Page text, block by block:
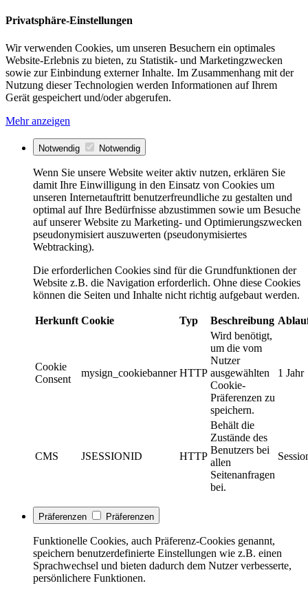
Privatsphäre-Einstellungen
Wir verwenden Cookies, um unseren Besuchern ein optimales
Website-Erlebnis zu bieten, zu Statistik- und Marketingzwecken
sowie zur Einbindung externer Inhalte. Im Zusammenhang mit der
Nutzung dieser Technologien werden Informationen auf Ihrem
Gerät gespeichert und/oder abgerufen.
Mehr anzeigen
Notwendig Notwendig
Wenn Sie unsere Website weiter aktiv nutzen, erklären Sie
damit Ihre Einwilligung in den Einsatz von Cookies um
unseren Internetauftritt benutzerfreundliche zu gestalten und
optimal auf Ihre Bedürfnisse abzustimmen sowie um Besuche
auf unserer Website zu Marketing- und Optimierungszwecken
pseudonymisiert auszuwerten (pseudonymisiertes
Webtracking).
Die erforderlichen Cookies sind für die Grundfunktionen der
Website z.B. die Navigation erforderlich. Ohne diese Cookies
können die Seiten und Inhalte nicht richtig aufgebaut werden.
Herkunft Cookie Typ Beschreibung
Cookie
Consent
mysign_cookiebanner HTTP
Wird benötigt,
um die vom
Nutzer
ausgewählten
Cookie-
Präferenzen zu
speichern.
1 Jahr
CMS JSESSIONID HTTP
Behält die
Zustände des
Benutzers bei
allen
Seitenanfragen
bei.
Präferenzen Präferenzen
Funktionelle Cookies, auch Präferenz-Cookies genannt,
speichern benutzerdefinierte Einstellungen wie z.B. einen
Sprachwechsel und bieten dadurch dem Nutzer verbesserte,
persönlichere Funktionen.